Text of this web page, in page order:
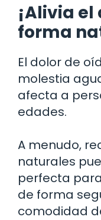
¡Alivia
forma
El dolor de
molestia
afecta a
edades.
A menudo,
naturales
perfecta
de forma
comodidad